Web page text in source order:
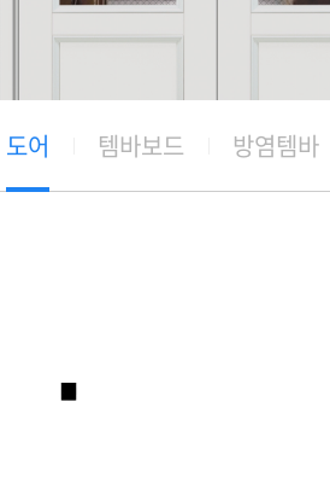
템바보드
소재 및 색상
도어 템바보드 방염템바